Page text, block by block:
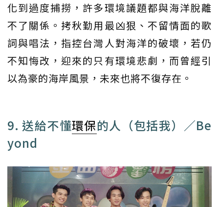
化到過度捕撈，許多環境議題都與海洋脫離
不了關係。拷秋勤用最凶狠、不留情面的歌
詞與唱法，指控台灣人對海洋的破壞，若仍
不知悔改，迎來的只有環境悲劇，而曾經引
以為豪的海岸風景，未來也將不復存在。
9. 送給不懂環保的人（包括我）／Be
yond